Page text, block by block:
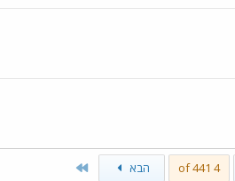
4 of 441 הבא